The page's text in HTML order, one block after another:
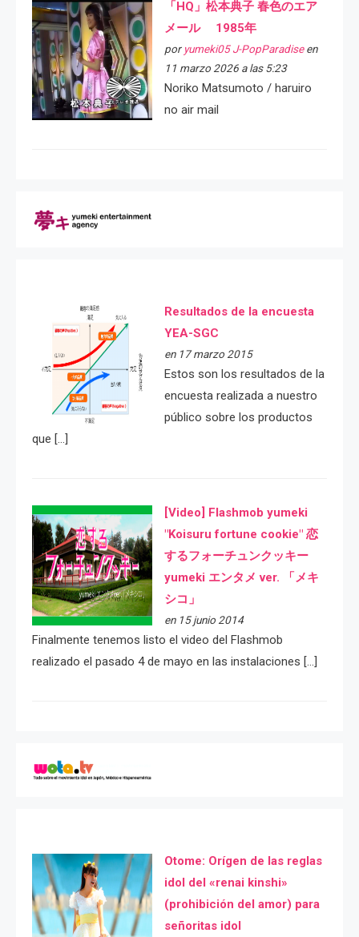
「HQ」松本典子 春色のエア
メール 1985年
por yumeki05 J-PopParadiseen
11 marzo 2026 a las 5:23
Noriko Matsumoto / haruiro
no air mail
Resultados de la encuesta
YEA-SGC
en 17 marzo 2015
Estos son los resultados de la
encuesta realizada a nuestro
público sobre los productos
que […]
[Video] Flashmob yumeki
"Koisuru fortune cookie" 恋
するフォーチュンクッキー
yumeki エンタメ ver. 「メキ
シコ」
en 15 junio 2014
Finalmente tenemos listo el video del Flashmob
realizado el pasado 4 de mayo en las instalaciones […]
Otome: Orígen de las reglas
idol del «renai kinshi»
(prohibición del amor) para
señoritas idol